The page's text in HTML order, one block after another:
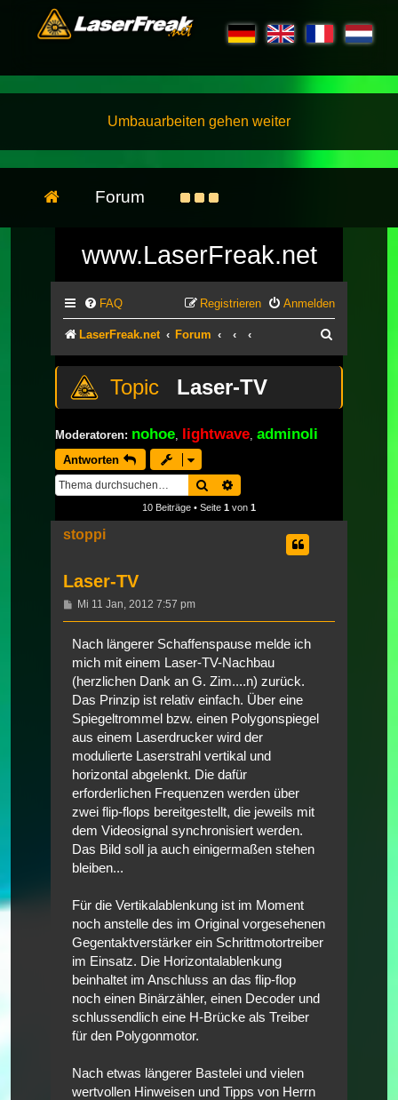
Umbauarbeiten gehen weiter
Forum
www.LaserFreak.net
FAQ Anmelden
Registrieren
LaserFreak.net Forum
Laser-TV
Moderatoren: nohoe, lightwave, adminoli
Antworten
Suche
10 Beiträge • Seite 1 von 1
stoppi
Laser-TV
Beitrag
Mi 11 Jan, 2012 7:57 pm
Nach längerer Schaffenspause melde ich
mich mit einem Laser-TV-Nachbau
(herzlichen Dank an G. Zim....n) zurück.
Das Prinzip ist relativ einfach. Über eine
Spiegeltrommel bzw. einen Polygonspiegel
aus einem Laserdrucker wird der
modulierte Laserstrahl vertikal und
horizontal abgelenkt. Die dafür
erforderlichen Frequenzen werden über
zwei flip-flops bereitgestellt, die jeweils mit
dem Videosignal synchronisiert werden.
Das Bild soll ja auch einigermaßen stehen
bleiben...
Für die Vertikalablenkung ist im Moment
noch anstelle des im Original vorgesehenen
Gegentaktverstärker ein Schrittmotortreiber
im Einsatz. Die Horizontalablenkung
beinhaltet im Anschluss an das flip-flop
noch einen Binärzähler, einen Decoder und
schlussendlich eine H-Brücke als Treiber
für den Polygonmotor.
Nach etwas längerer Bastelei und vielen
wertvollen Hinweisen und Tipps von Herrn